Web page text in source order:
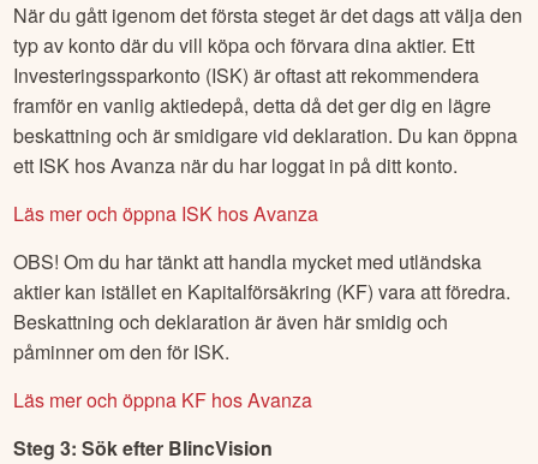
När du gått igenom det första steget är det dags att välja den
typ av konto där du vill köpa och förvara dina aktier. Ett
Investeringssparkonto (ISK) är oftast att rekommendera
framför en vanlig aktiedepå, detta då det ger dig en lägre
beskattning och är smidigare vid deklaration. Du kan öppna
ett ISK hos Avanza när du har loggat in på ditt konto.
Läs mer och öppna ISK hos Avanza
OBS! Om du har tänkt att handla mycket med utländska
aktier kan istället en Kapitalförsäkring (KF) vara att föredra.
Beskattning och deklaration är även här smidig och
påminner om den för ISK.
Läs mer och öppna KF hos Avanza
Steg 3: Sök efter BlincVision